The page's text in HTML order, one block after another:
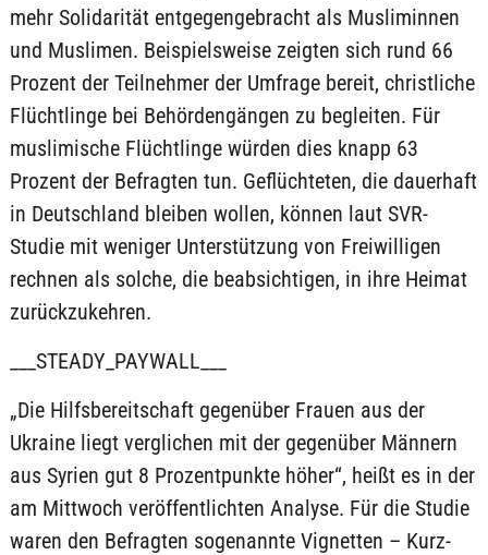
mehr Solidarität entgegengebracht als Musliminnen
und Muslimen. Beispielsweise zeigten sich rund 66
Prozent der Teilnehmer der Umfrage bereit, christliche
Flüchtlinge bei Behördengängen zu begleiten. Für
muslimische Flüchtlinge würden dies knapp 63
Prozent der Befragten tun. Geflüchteten, die dauerhaft
in Deutschland bleiben wollen, können laut SVR-
Studie mit weniger Unterstützung von Freiwilligen
rechnen als solche, die beabsichtigen, in ihre Heimat
zurückzukehren.
___STEADY_PAYWALL___
„Die Hilfsbereitschaft gegenüber Frauen aus der
Ukraine liegt verglichen mit der gegenüber Männern
aus Syrien gut 8 Prozentpunkte höher“, heißt es in der
am Mittwoch veröffentlichten Analyse. Für die Studie
waren den Befragten sogenannte Vignetten – Kurz-